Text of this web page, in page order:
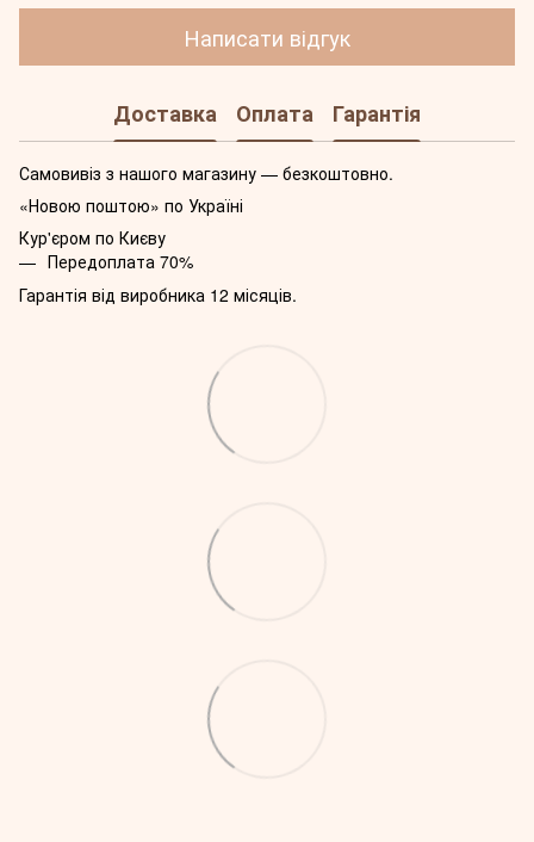
Написати відгук
Доставка Оплата Гарантія
Самовивіз з нашого магазину — безкоштовно.
«Новою поштою» по Україні
Кур'єром по Києву
Передоплата 70%
Гарантія від виробника 12 місяців.